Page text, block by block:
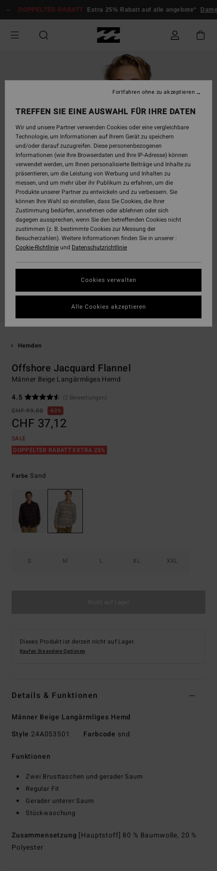
zur
springen
DOPPELTER RABATT Extra 25% Rabatt auf alle angebote* Damen
Hemden
Offshore Jacquard Flannel
Männer Beige Langärmliges Hemd
4.5
(2 Bewertungen)
CHF 99,00
63%
CHF 37,12
SALE
DOPPELTER RABATT EXTRA 25%
Farbe Sand
S M L XL XXL
Dieses Produkt ist derzeit nicht auf Lager.
Kaufen Sie andere Optionen
Details & Funktionen
Männer Beige Langärmliges Hemd
Style 24A053501 Farbcode snd
Funktionen
Zwei Brusttaschen und gerader Saum
Regular Fit
Gerader unterer Saum
Stückwaschung
Zusammensetzung [Hauptstoff] 80 % Baumwolle, 20 %
Polyester
TREFFEN SIE EINE AUSWAHL FÜR IHRE DATEN
Wir und unsere Partner verwenden Cookies oder eine vergleichbare
Technologie, um Informationen auf Ihrem Gerät zu speichern
und/oder darauf zuzugreifen. Diese personenbezogenen
Informationen (wie Ihre Browserdaten und Ihre IP-Adresse) können
verwendet werden, um Ihnen personalisierte Beiträge und Inhalte zu
präsentieren, um die Leistung von Werbung und Inhalten zu
messen, und um mehr über ihr Publikum zu erfahren, um die
Produkte unserer Partner zu entwickeln und zu verbessern. Sie
können Ihre Wahl so einstellen, dass Sie Cookies, die Ihrer
Zustimmung bedürfen, annehmen oder ablehnen oder sich
dagegen aussprechen, wenn Sie den betreffenden Cookies nicht
zustimmen (z. B. bestimmte Cookies zur Messung der
Besucherzahlen). Weitere Informationen finden Sie in unserer :
Cookie-Richtlinieund Datenschutzrichtlinie
Cookies verwalten
Fortfahren ohne zu akzeptieren
Alle Cookies akzeptieren